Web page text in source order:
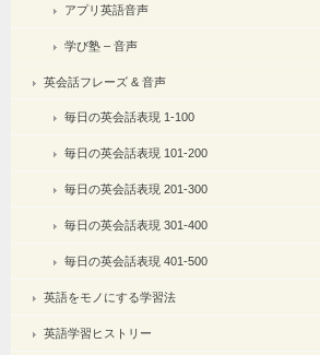
アプリ英語音声
学び塾 – 音声
英会話フレーズ & 音声
毎日の英会話表現 1-100
毎日の英会話表現 101-200
毎日の英会話表現 201-300
毎日の英会話表現 301-400
毎日の英会話表現 401-500
英語をモノにする学習法
英語学習ヒストリー